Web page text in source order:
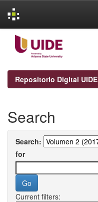
navigation
Repositorio Digital UIDE
Search
Search:
for
Current filters: